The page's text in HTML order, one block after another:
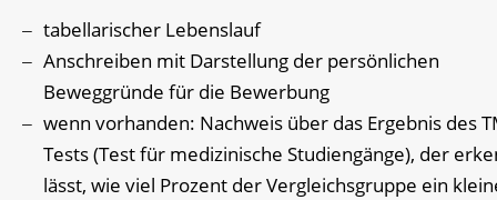
tabellarischer Lebenslauf
Anschreiben mit Darstellung der persönlichen
Beweggründe für die Bewerbung
wenn vorhanden: Nachweis über das Ergebnis des
Tests (Test für medizinische Studiengänge), der
lässt, wie viel Prozent der Vergleichsgruppe ein